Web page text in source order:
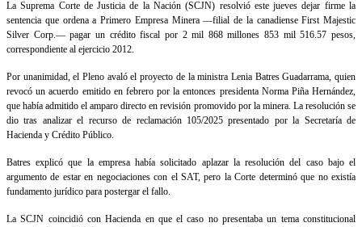
La Suprema Corte de Justicia de la Nación (SCJN) resolvió este jueves dejar firme la
sentencia que ordena a Primero Empresa Minera —filial de la canadiense First Majestic
Silver Corp.— pagar un crédito fiscal por 2 mil 868 millones 853 mil 516.57 pesos,
correspondiente al ejercicio 2012.
Por unanimidad, el Pleno avaló el proyecto de la ministra Lenia Batres Guadarrama, quien
revocó un acuerdo emitido en febrero por la entonces presidenta Norma Piña Hernández,
que había admitido el amparo directo en revisión promovido por la minera. La resolución se
dio tras analizar el recurso de reclamación 105/2025 presentado por la Secretaría de
Hacienda y Crédito Público.
Batres explicó que la empresa había solicitado aplazar la resolución del caso bajo el
argumento de estar en negociaciones con el SAT, pero la Corte determinó que no existía
fundamento jurídico para postergar el fallo.
La SCJN coincidió con Hacienda en que el caso no presentaba un tema constitucional